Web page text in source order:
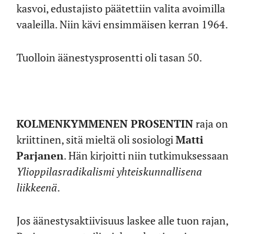
kasvoi, edustajisto päätettiin valita avoimilla
vaaleilla. Niin kävi ensimmäisen kerran 1964.
Tuolloin äänestysprosentti oli tasan 50.
KOLMENKYMMENEN PROSENTINraja on
kriittinen, sitä mieltä oli sosiologiMatti
Parjanen. Hän kirjoitti niin tutkimuksessaan
Ylioppilasradikalismi yhteiskunnallisena
liikkeenä.
Jos äänestysaktiivisuus laskee alle tuon rajan,